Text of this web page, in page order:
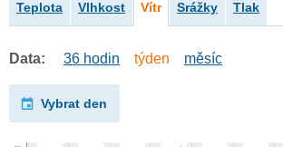
Teplota Vlhkost Vítr Srážky Tlak
Data: 36 hodin týden měsíc
Vybrat den